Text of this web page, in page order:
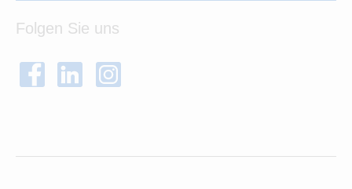
Folgen Sie uns